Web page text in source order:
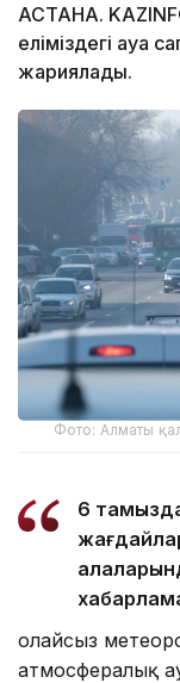
АСТАНА.
еліміздегі ауа
жариялады.
Фото: Алматы
6
Қолайсыз
атмосфералық